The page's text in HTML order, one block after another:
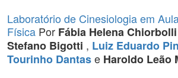
Laboratório de Cinesiologia em
Física Por Fábia Helena
Stefano Bigotti , Luiz Eduardo
Tourinho Dantase Haroldo Leão